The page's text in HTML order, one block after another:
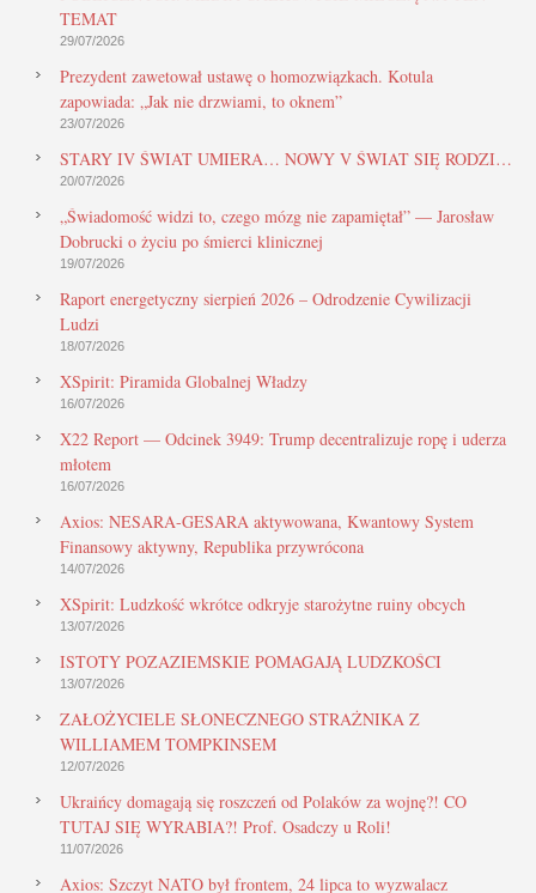
TEMAT
29/07/2026
Prezydent zawetował ustawę o homozwiązkach. Kotula
zapowiada: „Jak nie drzwiami, to oknem”
23/07/2026
STARY IV ŚWIAT UMIERA… NOWY V ŚWIAT SIĘ RODZI…
20/07/2026
„Świadomość widzi to, czego mózg nie zapamiętał” — Jarosław
Dobrucki o życiu po śmierci klinicznej
19/07/2026
Raport energetyczny sierpień 2026 – Odrodzenie Cywilizacji
Ludzi
18/07/2026
XSpirit: Piramida Globalnej Władzy
16/07/2026
X22 Report — Odcinek 3949: Trump decentralizuje ropę i uderza
młotem
16/07/2026
Axios: NESARA-GESARA aktywowana, Kwantowy System
Finansowy aktywny, Republika przywrócona
14/07/2026
XSpirit: Ludzkość wkrótce odkryje starożytne ruiny obcych
13/07/2026
ISTOTY POZAZIEMSKIE POMAGAJĄ LUDZKOŚCI
13/07/2026
ZAŁOŻYCIELE SŁONECZNEGO STRAŻNIKA Z
WILLIAMEM TOMPKINSEM
12/07/2026
Ukraińcy domagają się roszczeń od Polaków za wojnę?! CO
TUTAJ SIĘ WYRABIA?! Prof. Osadczy u Roli!
11/07/2026
Axios: Szczyt NATO był frontem, 24 lipca to wyzwalacz